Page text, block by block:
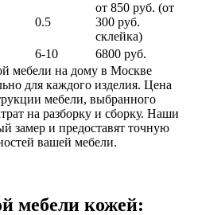
0.5
от 850 руб. (от
300 руб.
склейка)
6-10
6800 руб.
мебели на дому в Москве
для каждого изделия. Цена
мебели, выбранного
на разборку и сборку. Наши
замер и предоставят точную
вашей мебели.
мебели кожей: